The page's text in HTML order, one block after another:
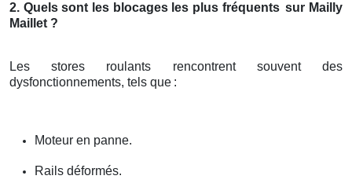
2. Quels sont les blocages les plus fréquents sur Mailly
Maillet ?
Les stores roulants rencontrent souvent des
dysfonctionnements, tels que :
Moteur en panne.
Rails déformés.